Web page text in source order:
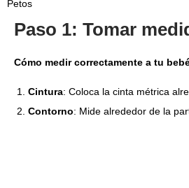
Petos
Paso 1: Tomar
Cómo medir correctamente a tu
Cintura: Coloca la cinta métrica
Contorno: Mide alrededor de la